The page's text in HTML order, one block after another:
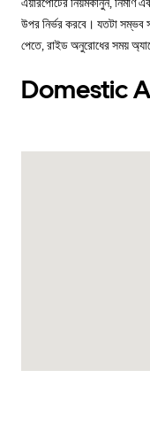
এয়ারপোর্টের নিয়মকানুন,
উপর নির্ভর করবে। যতটা সম্ভব
পেতে, রাইড অনুরোধের সময়
Domestic